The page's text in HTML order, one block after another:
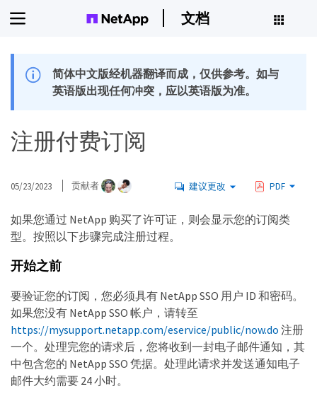
文档
简体中文版经机器翻译而成，仅供参考。如与
英语版出现任何冲突，应以英语版为准。
注册付费订阅
05/23/2023 贡献者 建议更改 PDF
如果您通过 NetApp 购买了许可证，则会显示您的订阅类
型。按照以下步骤完成注册过程。
开始之前
要验证您的订阅，您必须具有 NetApp SSO 用户 ID 和密码。
如果您没有 NetApp SSO 帐户，请转至
https://mysupport.netapp.com/eservice/public/now.do 注册
一个。处理完您的请求后，您将收到一封电子邮件通知，其
中包含您的 NetApp SSO 凭据。处理此请求并发送通知电子
邮件大约需要 24 小时。